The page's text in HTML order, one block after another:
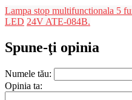
Lampa stop multifunctionala 5
LED 24V ATE-084B.
Spune-ţi opinia
Numele tău:
Opinia ta: